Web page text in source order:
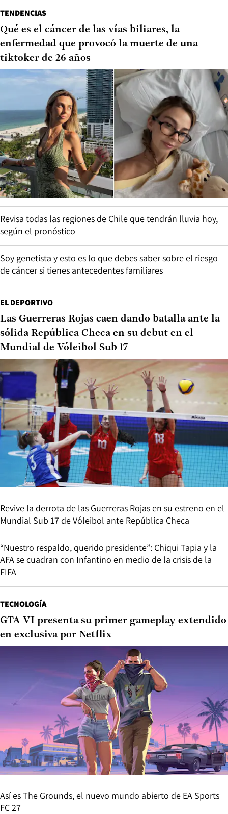
TENDENCIAS
Qué es el cáncer de las vías biliares, la
enfermedad que provocó la muerte de una
tiktoker de 26 años
Revisa todas las regiones de Chile que tendrán lluvia hoy,
según el pronóstico
Soy genetista y esto es lo que debes saber sobre el riesgo
de cáncer si tienes antecedentes familiares
EL DEPORTIVO
Las Guerreras Rojas caen dando batalla ante la
sólida República Checa en su debut en el
Mundial de Vóleibol Sub 17
Revive la derrota de las Guerreras Rojas en su estreno en el
Mundial Sub 17 de Vóleibol ante República Checa
“Nuestro respaldo, querido presidente”: Chiqui Tapia y la
AFA se cuadran con Infantino en medio de la crisis de la
FIFA
TECNOLOGÍA
GTA VI presenta su primer gameplay extendido
en exclusiva por Netflix
Así es The Grounds, el nuevo mundo abierto de EA Sports
FC 27